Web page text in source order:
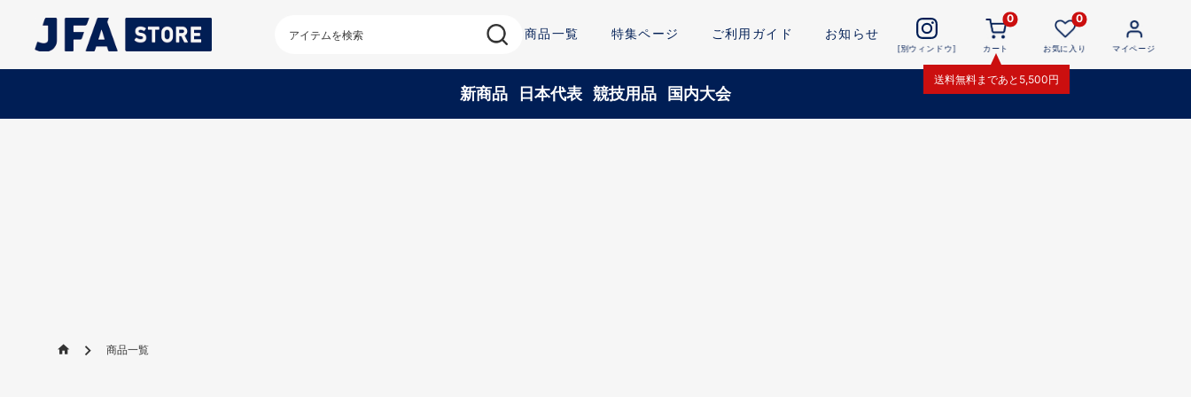
商品一覧 特集ページ ご利用ガイド お知らせ
[別ウィンドウ]
0
カート
送料無料まであと 5,500円
0
お気に入り マイページ
新商品 日本代表 競技用品 国内大会
商品一覧